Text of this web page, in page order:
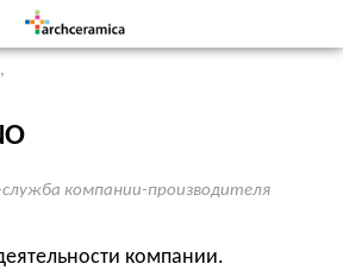
,
служба компании-производителя
компании.